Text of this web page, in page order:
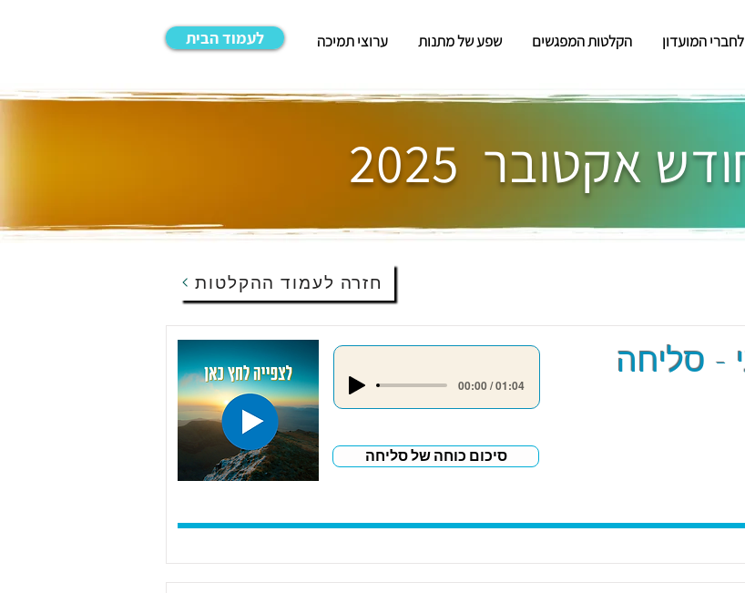
לעמוד הבית המועדון הקלטות המפגשים שפע של מתנות ערוצי תמיכה
אקטובר 2025
חזרה לעמוד ההקלטות
00:00 / 01:04
סיכום כוחה של סליחה
- סליחה